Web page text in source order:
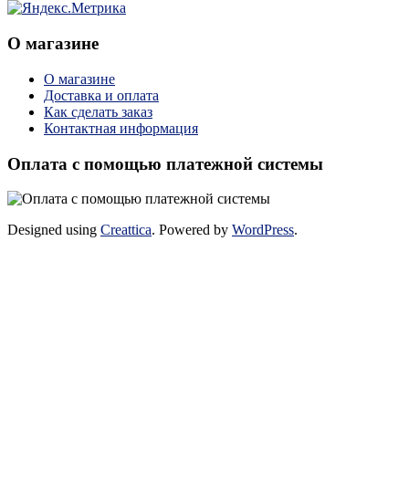
О магазине
О магазине
Доставка и оплата
Как сделать заказ
Контактная информация
Оплата с помощью платежной системы
Designed using Creattica. Powered by WordPress.